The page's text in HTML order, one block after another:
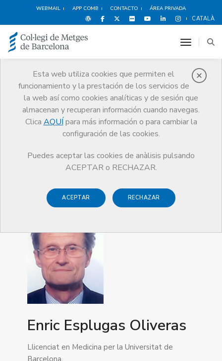
WEBMAIL APP COMB CONTACTO ÁREA PRIVADA
CATALÀ
Esta web utiliza cookies que permiten el
funcionamiento y la prestación de los servicios de
la web así como cookies analíticas y de sesión que
almacenan y recuperan información cuando navegas.
Clica AQUÍ para más información o para cambiar la
configuración de las cookies.
Puedes aceptar las cookies de anàlisis pulsando
ACEPTAR o RECHAZAR.
ACEPTAR RECHAZAR
toggle
Premios
El CoMB Guardonat Edició 2011
Guardonat Edició 2011
Enric Esplugas Oliveras
Llicenciat en Medicina per la Universitat de
Barcelona.